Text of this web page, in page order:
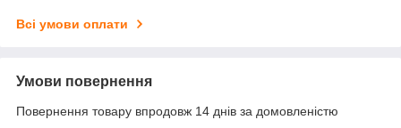
Всі умови оплати
Умови повернення
Повернення товару впродовж 14 днів за домовленістю